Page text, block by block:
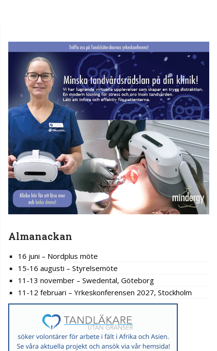
Almanackan
16 juni – Nordplus möte
15-16 augusti – Styrelsemöte
11-13 november – Swedental, Göteborg
11-12 februari – Yrkeskonferensen 2027, Stockholm